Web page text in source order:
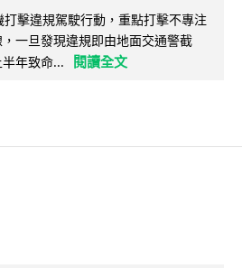
擊違規駕駛行動，重點打擊不專注
一旦發現違規即由地面交通警截
年致命...
閱讀全文